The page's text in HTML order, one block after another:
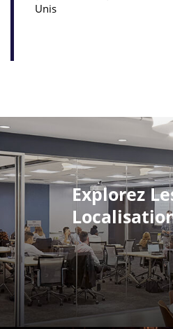
Unis
Explorez